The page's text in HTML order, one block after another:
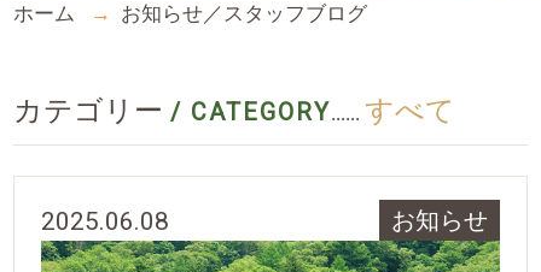
ホーム お知らせ／スタッフブログ
カテゴリー / CATEGORY...... すべて
2025.06.08 お知らせ